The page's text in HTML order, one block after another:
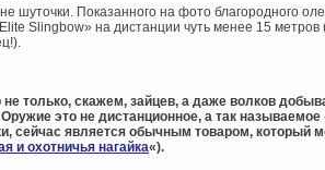
шуточки. Показанного на фото благородного
Slingbow» на дистанции чуть менее 15
не только, скажем, зайцев, а даже волков
это не дистанционное, а так
сейчас является обычным товаром, который
и охотничья нагайка«).